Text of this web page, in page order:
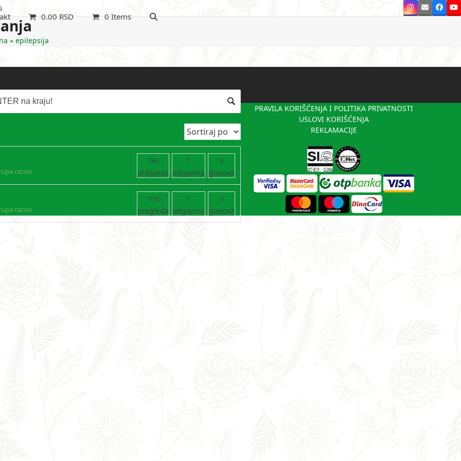
Instagram
Email
0.00 RSD 0 Items
» epilepsija
razno
745
pregleda
1
odgovora
0
glasova
razno
1110
pregleda
1
odgovora
0
glasova
PRAVILA KORIŠĆENJA I POLITIKA PRIVATNOSTI
USLOVI KORIŠĆENJA
REKLAMACIJE